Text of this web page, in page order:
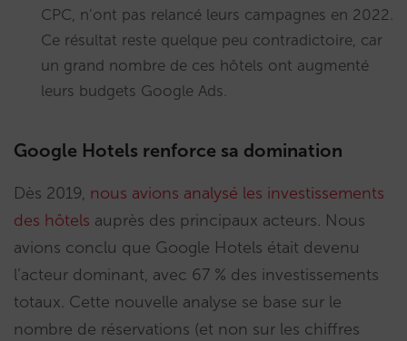
CPC, n’ont pas relancé leurs campagnes en 2022.
Ce résultat reste quelque peu contradictoire, car
un grand nombre de ces hôtels ont augmenté
leurs budgets Google Ads.
Google Hotels renforce sa domination
Dès 2019, nous avions analysé les investissements
des hôtels auprès des principaux acteurs. Nous
avions conclu que Google Hotels était devenu
l’acteur dominant, avec 67 % des investissements
totaux. Cette nouvelle analyse se base sur le
nombre de réservations (et non sur les chiffres